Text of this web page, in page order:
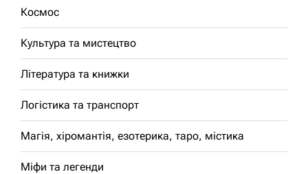
Космос
Культура та мистецтво
Література та книжки
Логістика та транспорт
Магія, хіромантія, езотерика, таро, містика
Міфи та легенди